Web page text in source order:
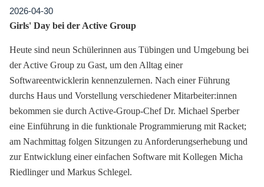
2026-04-30
Girls' Day bei der Active Group
Heute sind neun Schülerinnen aus Tübingen und Umgebung bei
der Active Group zu Gast, um den Alltag einer
Softwareentwicklerin kennenzulernen. Nach einer Führung
durchs Haus und Vorstellung verschiedener Mitarbeiter:innen
bekommen sie durch Active-Group-Chef Dr. Michael Sperber
eine Einführung in die funktionale Programmierung mit Racket;
am Nachmittag folgen Sitzungen zu Anforderungserhebung und
zur Entwicklung einer einfachen Software mit Kollegen Micha
Riedlinger und Markus Schlegel.